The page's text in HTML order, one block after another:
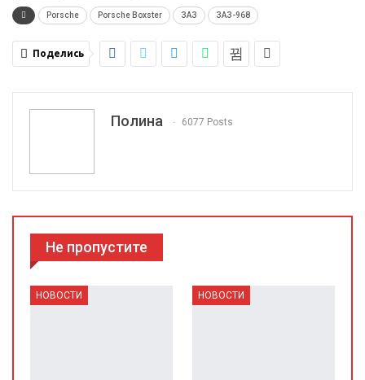
Porsche Porsche Boxster ЗАЗ ЗАЗ-968
Поделись
Полина 6077 Posts
Не пропустите
НОВОСТИ НОВОСТИ